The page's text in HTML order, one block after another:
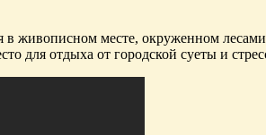
живописном месте, окруженном
для отдыха от городской суеты и